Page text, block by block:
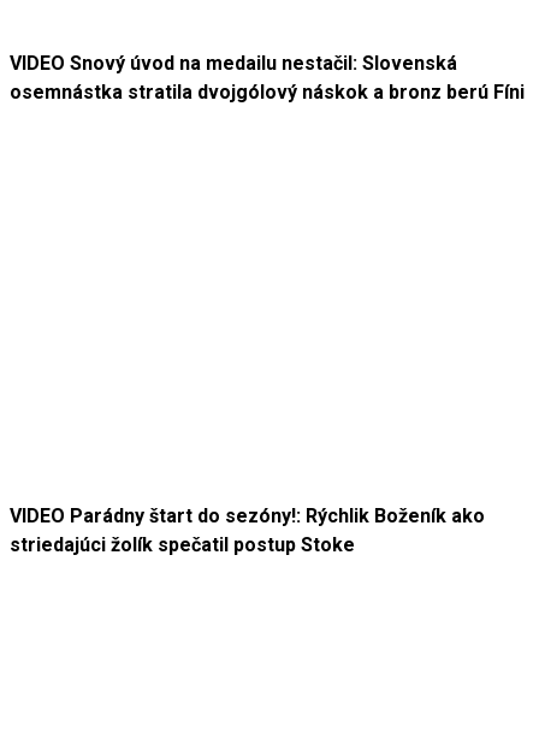
VIDEO Snový úvod na medailu nestačil: Slovenská
osemnástka stratila dvojgólový náskok a bronz berú Fíni
VIDEO Parádny štart do sezóny!: Rýchlik Boženík ako
striedajúci žolík spečatil postup Stoke